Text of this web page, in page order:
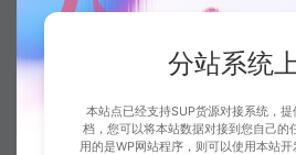
vec4
vec4
vUv=uv;
vPosition=position;
分站系统
本站点已经支持SUP货源对接系统，
档，您可以将本站数据对接到您自己的
用的是WP网站程序，则可以使用本站